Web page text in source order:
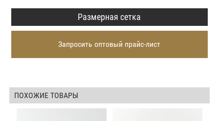
Размерная сетка
Запросить оптовый прайс-лист
ПОХОЖИЕ ТОВАРЫ